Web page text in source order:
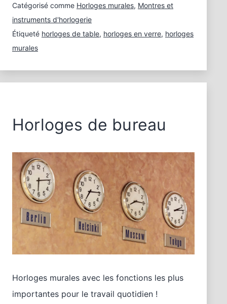
Catégorisé comme Horloges murales, Montres et
instruments d'horlogerie
Étiqueté horloges de table, horloges en verre, horloges
murales
Horloges de bureau
Horloges murales avec les fonctions les plus
importantes pour le travail quotidien !